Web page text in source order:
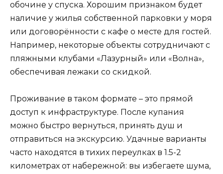
обочине у спуска. Хорошим признаком будет
наличие у жилья собственной парковки у моря
или договорённости с кафе о месте для гостей.
Например, некоторые объекты сотрудничают с
пляжными клубами «Лазурный» или «Волна»,
обеспечивая лежаки со скидкой.
Проживание в таком формате – это прямой
доступ к инфраструктуре. После купания
можно быстро вернуться, принять душ и
отправиться на экскурсию. Удачные варианты
часто находятся в тихих переулках в 1.5-2
километрах от набережной: вы избегаете шума,